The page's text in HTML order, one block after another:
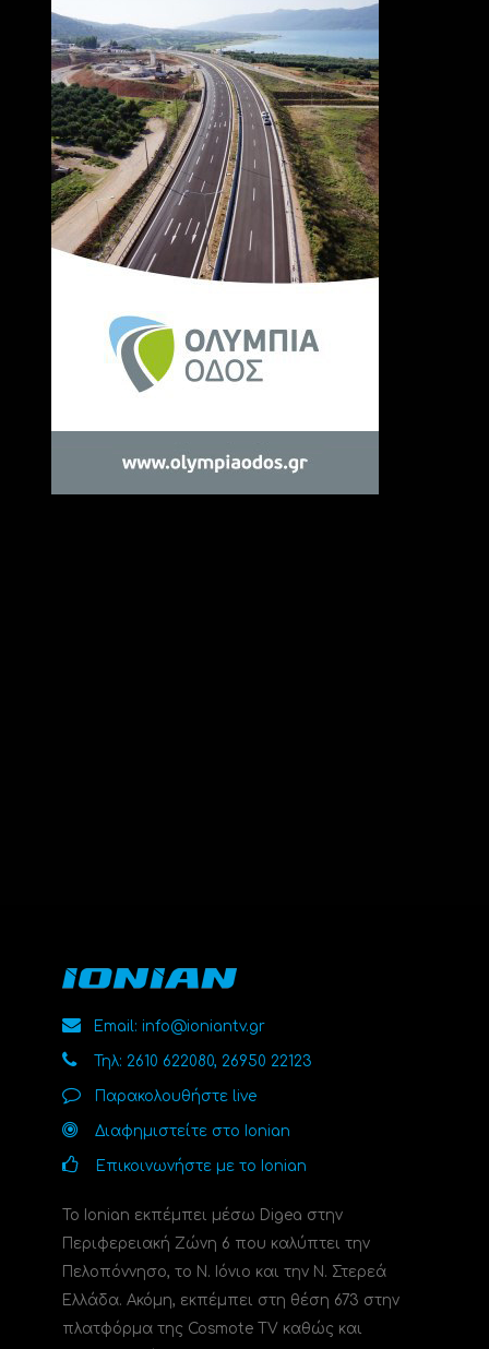
Email: info@ioniantv.gr
Τηλ: 2610 622080, 26950 22123
Παρακολουθήστε live
Διαφημιστείτε στο Ionian
Επικοινωνήστε με το Ionian
Το Ionian εκπέμπει μέσω Digea στην
Περιφερειακή Ζώνη 6 που καλύπτει την
Πελοπόννησο, το N. Ιόνιο και την Ν. Στερεά
Ελλάδα. Ακόμη, εκπέμπει στη θέση 673 στην
πλατφόρμα της Cosmote TV καθώς και